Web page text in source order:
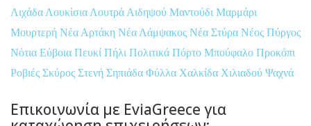
Λιχάδα Λουκίσια Λουτρά Αιδηψού Μαντούδι Μαρμάρι
Μουρτερή Νέα Αρτάκη Νέα Λάμψακος Νέα Στύρα Νέος Πύργος
Νότια Εύβοια Πευκί Πήλι Πολιτικά Πόρτο Μπούφαλο Προκόπι
Ροβιές Σκύρος Στενή Σηπιάδα Φύλλα Χαλκίδα Χιλιαδού Ψαχνά
Επικοινωνία με EviaGreece για